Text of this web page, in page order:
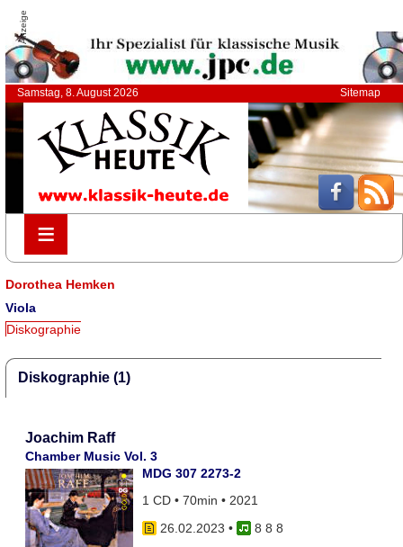
Anzeige
Samstag, 8. August 2026 Sitemap
≡
≡
Dorothea Hemken
Viola
Diskographie
Diskographie (1)
Joachim Raff
Chamber Music Vol. 3
MDG 307 2273-2
1 CD • 70min • 2021
26.02.2023 •
8 8 8